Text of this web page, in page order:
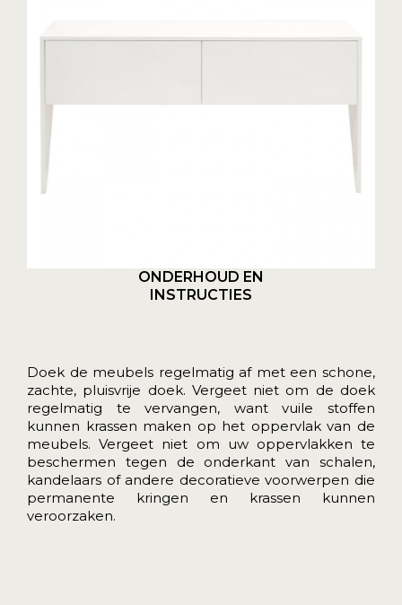
ONDERHOUD EN
INSTRUCTIES
Doek de meubels regelmatig af met een schone,
zachte, pluisvrije doek. Vergeet niet om de doek
regelmatig te vervangen, want vuile stoffen
kunnen krassen maken op het oppervlak van de
meubels. Vergeet niet om uw oppervlakken te
beschermen tegen de onderkant van schalen,
kandelaars of andere decoratieve voorwerpen die
permanente kringen en krassen kunnen
veroorzaken.